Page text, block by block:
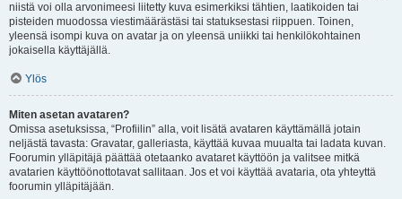
niistä voi olla arvonimeesi liitetty kuva esimerkiksi tähtien, laatikoiden tai
pisteiden muodossa viestimäärästäsi tai statuksestasi riippuen. Toinen,
yleensä isompi kuva on avatar ja on yleensä uniikki tai henkilökohtainen
jokaisella käyttäjällä.
Ylös
Miten asetan avataren?
Omissa asetuksissa, “Profiilin” alla, voit lisätä avataren käyttämällä jotain
neljästä tavasta: Gravatar, galleriasta, käyttää kuvaa muualta tai ladata kuvan.
Foorumin ylläpitäjä päättää otetaanko avataret käyttöön ja valitsee mitkä
avatarien käyttöönottotavat sallitaan. Jos et voi käyttää avataria, ota yhteyttä
foorumin ylläpitäjään.